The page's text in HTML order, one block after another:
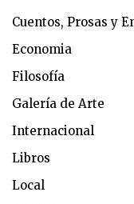
Cuentos, Prosas y
Economia
Filosofía
Galería de Arte
Internacional
Libros
Local